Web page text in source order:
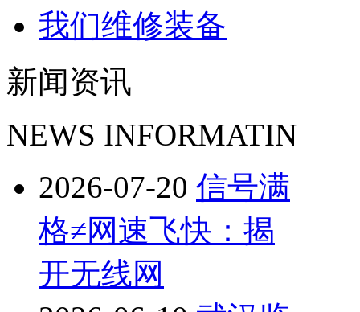
我们维修装备
新闻资讯
NEWS INFORMATIN
2026-07-20 信号满
格≠网速飞快：揭
开无线网